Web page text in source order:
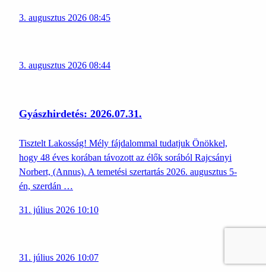
3. augusztus 2026 08:45
3. augusztus 2026 08:44
Gyászhirdetés: 2026.07.31.
Tisztelt Lakosság! Mély fájdalommal tudatjuk Önökkel,
hogy 48 éves korában távozott az élők sorából Rajcsányi
Norbert, (Annus). A temetési szertartás 2026. augusztus 5-
én, szerdán …
31. július 2026 10:10
31. július 2026 10:07